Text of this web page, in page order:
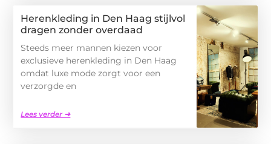
Herenkleding in Den Haag stijlvol
dragen zonder overdaad
Steeds meer mannen kiezen voor
exclusieve herenkleding in Den Haag
omdat luxe mode zorgt voor een
verzorgde en
Lees verder ➜